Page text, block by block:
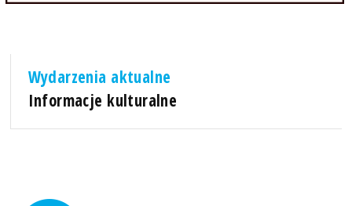
Wydarzenia aktualne
Informacje kulturalne